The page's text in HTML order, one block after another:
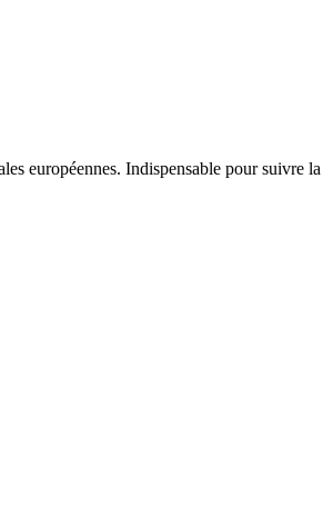
européennes. Indispensable pour suivre